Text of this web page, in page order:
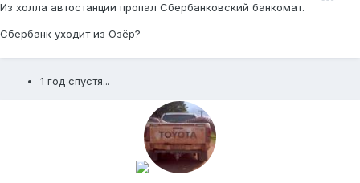
Из холла автостанции пропал Сбербанковский банкомат.
Сбербанк уходит из Озёр?
1 год спустя...